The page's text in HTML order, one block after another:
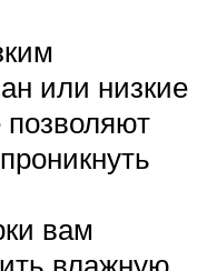
или низкие
вам